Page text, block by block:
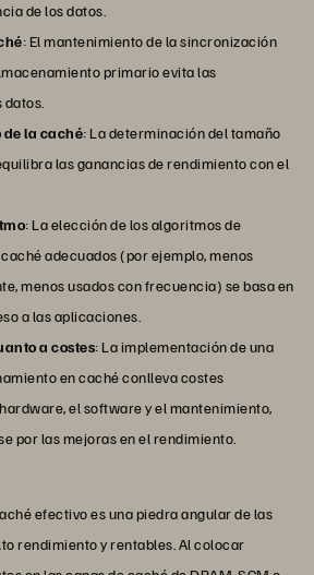
de los datos.
: El mantenimiento de la sincronización
primario evita las
datos.
de la caché: La determinación del tamaño
las ganancias de rendimiento con el
: La elección de los algoritmos de
adecuados (por ejemplo, menos
menos usados con frecuencia) se basa en
a las aplicaciones.
a costes: La implementación de una
en caché conlleva costes
el software y el mantenimiento,
por las mejoras en el rendimiento.
efectivo es una piedra angular de las
rendimiento y rentables. Al colocar